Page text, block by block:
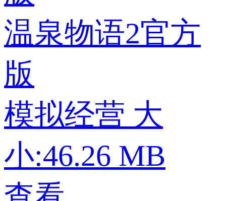
温泉物语2官方
版
模拟经营 大
小:46.26 MB